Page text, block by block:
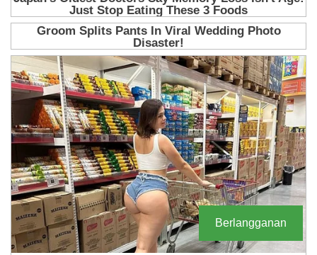
Berlangganan